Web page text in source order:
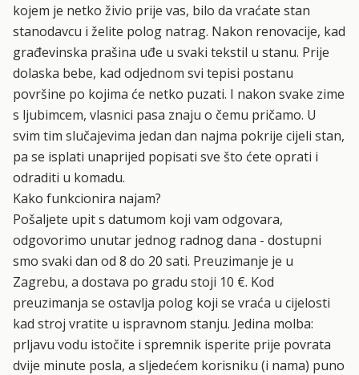
kojem je netko živio prije vas, bilo da vraćate stan
stanodavcu i želite polog natrag. Nakon renovacije, kad
građevinska prašina uđe u svaki tekstil u stanu. Prije
dolaska bebe, kad odjednom svi tepisi postanu
površine po kojima će netko puzati. I nakon svake zime
s ljubimcem, vlasnici pasa znaju o čemu pričamo. U
svim tim slučajevima jedan dan najma pokrije cijeli stan,
pa se isplati unaprijed popisati sve što ćete oprati i
odraditi u komadu.
Kako funkcionira najam?
Pošaljete upits datumom koji vam odgovara,
odgovorimo unutar jednog radnog dana - dostupni
smo svaki dan od 8 do 20 sati. Preuzimanje je u
Zagrebu, a dostava po gradu stoji 10 €. Kod
preuzimanja se ostavlja polog koji se vraća u cijelosti
kad stroj vratite u ispravnom stanju. Jedina molba:
prljavu vodu istočite i spremnik isperite prije povrata
dvije minute posla, a sljedećem korisniku (i nama) puno